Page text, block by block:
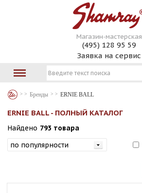
Магазин-мастерская
(495) 128 95 59
Заявка на сервис
Бренды ERNIE BALL
ERNIE BALL - ПОЛНЫЙ КАТАЛОГ
Найдено 793 товара